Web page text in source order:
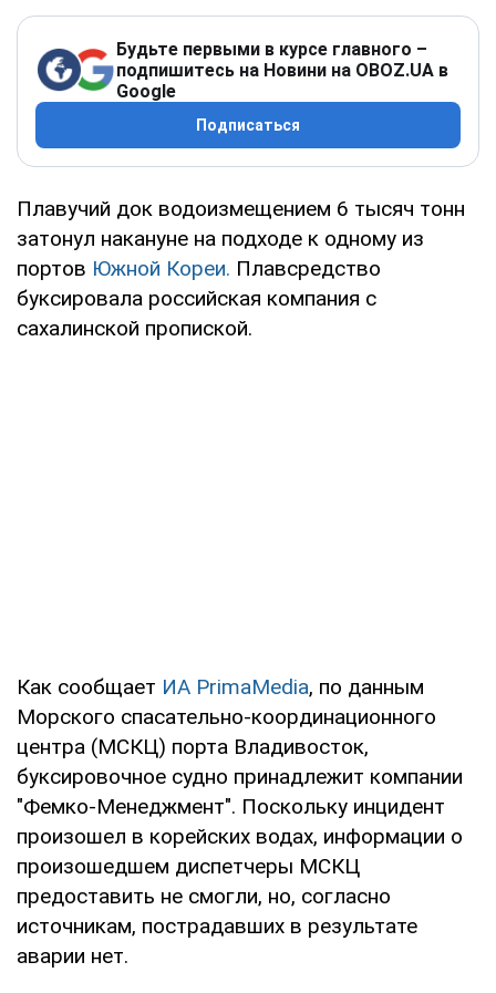
Будьте первыми в курсе главного –
подпишитесь на Новини на OBOZ.UA в
Google
Подписаться
Плавучий док водоизмещением 6 тысяч тонн
затонул накануне на подходе к одному из
портов Южной Кореи. Плавсредство
буксировала российская компания с
сахалинской пропиской.
Как сообщает ИА PrimaMedia, по данным
Морского спасательно-координационного
центра (МСКЦ) порта Владивосток,
буксировочное судно принадлежит компании
"Фемко-Менеджмент". Поскольку инцидент
произошел в корейских водах, информации о
произошедшем диспетчеры МСКЦ
предоставить не смогли, но, согласно
источникам, пострадавших в результате
аварии нет.